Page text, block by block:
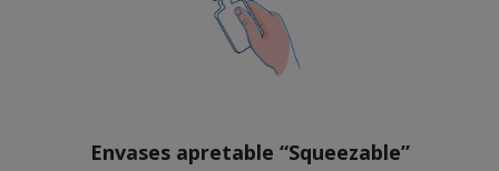
Envases apretable “Squeezable”